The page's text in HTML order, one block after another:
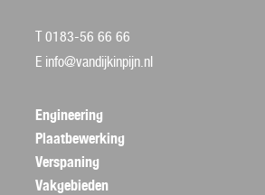
T 0183-56 66 66
E info@vandijkinpijn.nl
Engineering
Plaatbewerking
Verspaning
Vakgebieden